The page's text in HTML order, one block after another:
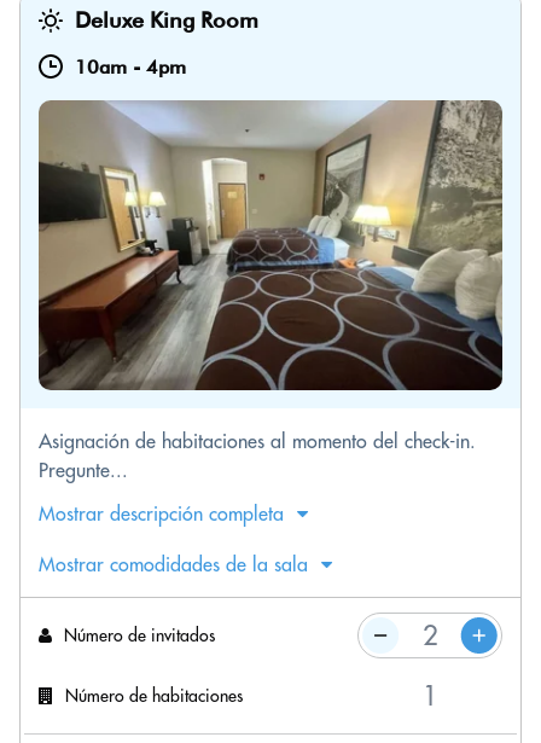
Deluxe King Room
10am - 4pm
Asignación de habitaciones al momento del check-in.
Pregunte...
Mostrar descripción completa
Mostrar comodidades de la sala
Número de invitados
Número de habitaciones